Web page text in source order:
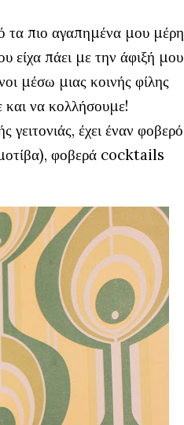
τα πιο αγαπημένα μου μέρη
είχα πάει με την άφιξή μου
μέσω μιας κοινής φίλης
και να κολλήσουμε!
έχει έναν φοβερό
φοβερά cocktails